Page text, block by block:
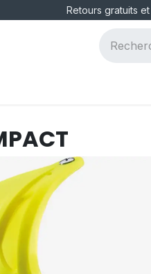
Retours gratuits